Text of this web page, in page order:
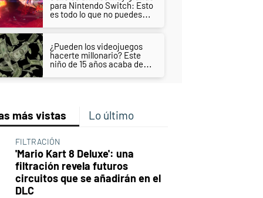
para Nintendo Switch: Esto
es todo lo que no puedes
¿Pueden los videojuegos
hacerte millonario? Este
niño de 15 años acaba de
más vistas Lo último
FILTRACIÓN
'Mario Kart 8 Deluxe': una
filtración revela futuros
circuitos que se añadirán en el
DLC